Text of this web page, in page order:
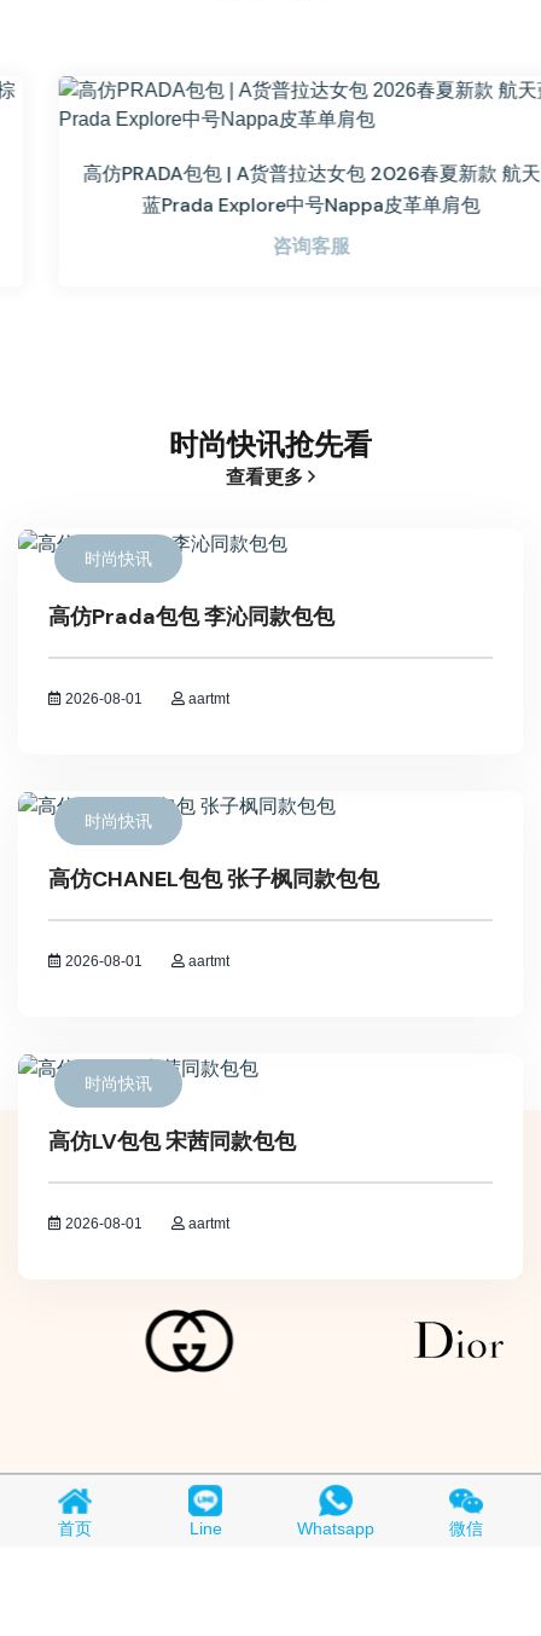
高仿PRADA包包 | A货普拉达女包 2026春夏新款 航天
蓝Prada Explore中号Nappa皮革单肩包
咨询客服
时尚快讯抢先看
查看更多
时尚快讯
高仿Prada包包 李沁同款包包
2026-08-01 aartmt
时尚快讯
高仿CHANEL包包 张子枫同款包包
2026-08-01 aartmt
时尚快讯
高仿LV包包 宋茜同款包包
2026-08-01 aartmt
Copyright © 2018-2026 All Rights Reserved.
京ICP备
首页 Line Whatsapp 微信